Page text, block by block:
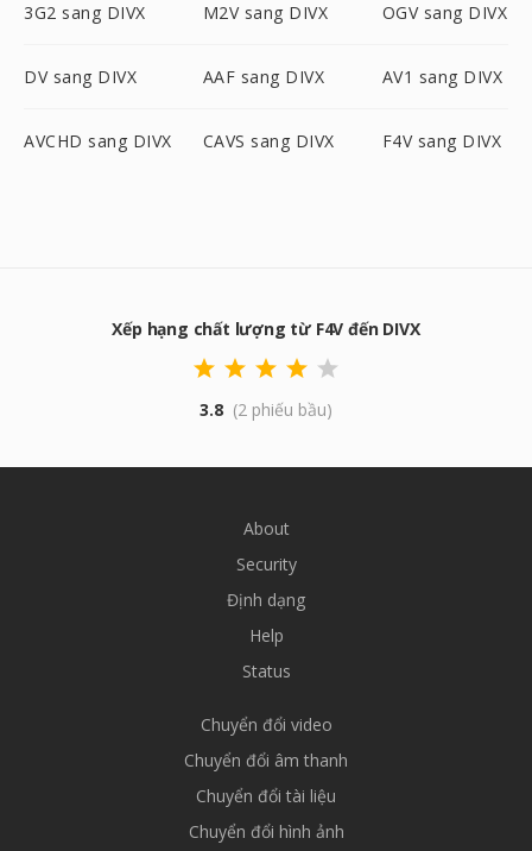
3G2 sang DIVX M2V sang DIVX OGV sang DIVX
DV sang DIVX AAF sang DIVX AV1 sang DIVX
AVCHD sang DIVX CAVS sang DIVX F4V sang DIVX
Xếp hạng chất lượng từ F4V đến DIVX
3.8 (2 phiếu bầu)
About
Security
Định dạng
Help
Status
Chuyển đổi video
Chuyển đổi âm thanh
Chuyển đổi tài liệu
Chuyển đổi hình ảnh